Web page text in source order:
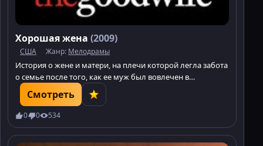
Хорошая жена (2009)
США Жанр: Мелодрамы
История о жене и матери, на плечи которой легла забота
о семье после того, как ее муж был вовлечен в
публичный секс-скандал и посажен в тюрьму за
коррупцию.
Смотреть
0 0 534